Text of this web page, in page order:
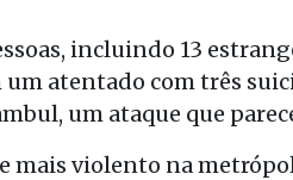
incluindo 13
um atentado com três
um ataque que
mais violento na